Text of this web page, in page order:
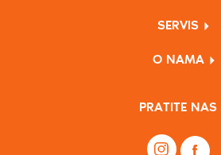
SERVIS
O NAMA
PRATITE NAS